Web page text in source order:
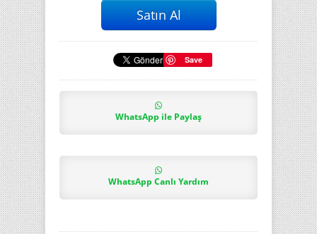
Save
WhatsApp ile Paylaş
WhatsApp Canlı Yardım